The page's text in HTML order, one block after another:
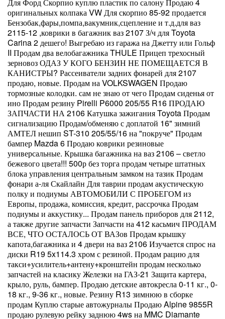
оригинальных колпака VW Для скорпио 85-92 продается
Бензобак,фары,помпа,вакумник,сцепление и т.д.для ваз
2115-12 ,коврики в багажник ваз 2107 З/ч для Toyota
Carina 2 дешего! Выгребаю из гаража на Джетту или Гольф
II Продам два велобагажника THULE Прицеп трехосный
зерновоз ОДАЗ У КОГО БЕНЗИН НЕ ПОМЕЩАЕТСЯ В
КАНИСТРЫ? Рассеиватели задних фонарей для 2107
продаю, новые. Продам на VOLKSWAGEN Продаю
тормозные колодки. сам не знаю от чего Продам сиденья от
ино Продам резину Pirelli P6000 205/55 R16 ПРОДАЮ
ЗАПЧАСТИ НА 2106 Катушка зажигания Toyota Продам
сигнализацию Продам/обменяю с доплатой 16" зимний
АМТЕЛ нешип ST-310 205/55/16 на "покруче" Продам
бампер Mazda 6 Продаю коврики резиновые
универсальные. Крышка багажника на ваз 2106 – светло
бежевого цвета!!! 500р без торга продам четыре штатных
блока управления центральным замком на тазик Продам
фонари а-ля Скайлайн Для таврии продам акустическую
полку и подиумы АВТОМОБИЛИ С ПРОБЕГОМ из
Европы, продажа, комиссия, кредит, рассрочка Продам
подиумы и аккустику... Продам панель приборов для 2112,
а также другие запчасти Запчасти на 412 касьмич ПРОДАМ
ВСЕ, ЧТО ОСТАЛОСЬ ОТ ВАЗов Продам крышку
капота,багажника и 4 двери на ваз 2106 Изучается спрос на
диски R19 5x114.3 хром с резиной. Продам рацию для
такси+усилитель+антену+кронштейн продам несколько
запчастей на класику Железки на ГАЗ-21 Защита картера,
крыло, руль, бампер. Продаю детские автокресла 0-11 кг., 0-
18 кг., 9-36 кг., новые. Резину R13 зимнюю в сборке
продам Куплю старые автожурналы Продаю Alpine 9855R
продаю рулевую рейку заднюю 4ws на MMC Diamante